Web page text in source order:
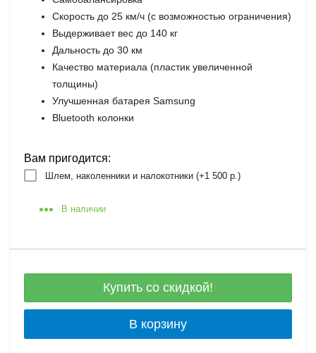
Скорость до 25 км/ч (с возможностью ограничения)
Выдерживает вес до 140 кг
Дальность до 30 км
Качество материала (пластик увеличенной
толщины)
Улучшенная батарея Samsung
Bluetooth колонки
Вам пригодится:
Шлем, наколенники и налокотники (+1 500 р.)
В наличии
Купить со скидкой!
В корзину